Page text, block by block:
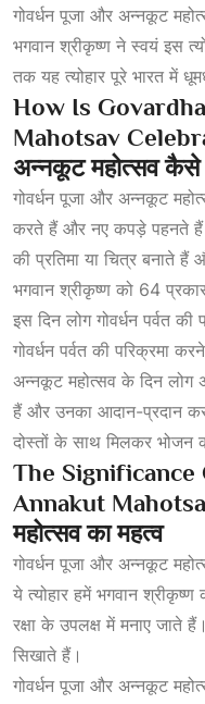
गोवर्धन पूजा और अन्नकूट
भगवान श्रीकृष्ण ने स्वयं इस
तक यह त्योहार पूरे भारत में
How Is
Mahotsav
अन्नकूट महोत्सव कैसे
गोवर्धन पूजा और अन्नकूट
करते हैं और नए कपड़े पहनते हैं।
की प्रतिमा या चित्र बनाते
भगवान श्रीकृष्ण को 64
इस दिन लोग गोवर्धन पर्वत
गोवर्धन पर्वत की परिक्रमा
अन्नकूट महोत्सव के दिन लोग
हैं और उनका आदान-प्रदान
दोस्तों के साथ मिलकर भोजन
The Significance
Annakut
महोत्सव का महत्व
गोवर्धन पूजा और अन्नकूट
ये त्योहार हमें भगवान
रक्षा के उपलक्ष में मनाए जाते
सिखाते हैं।
गोवर्धन पूजा और अन्नकूट